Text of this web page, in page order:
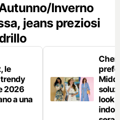
Inverno
jeans preziosi
le
2026
a una
look